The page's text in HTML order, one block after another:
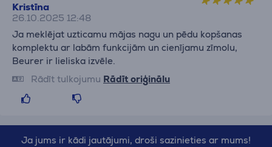
Kristīna
26.10.2025 12:48
Ja meklējat uzticamu mājas nagu un pēdu kopšanas
komplektu ar labām funkcijām un cienījamu zīmolu,
Beurer ir lieliska izvēle.
Rādīt tulkojumu Rādīt oriģinālu
Ja jums ir kādi jautājumi, droši sazinieties ar mums!